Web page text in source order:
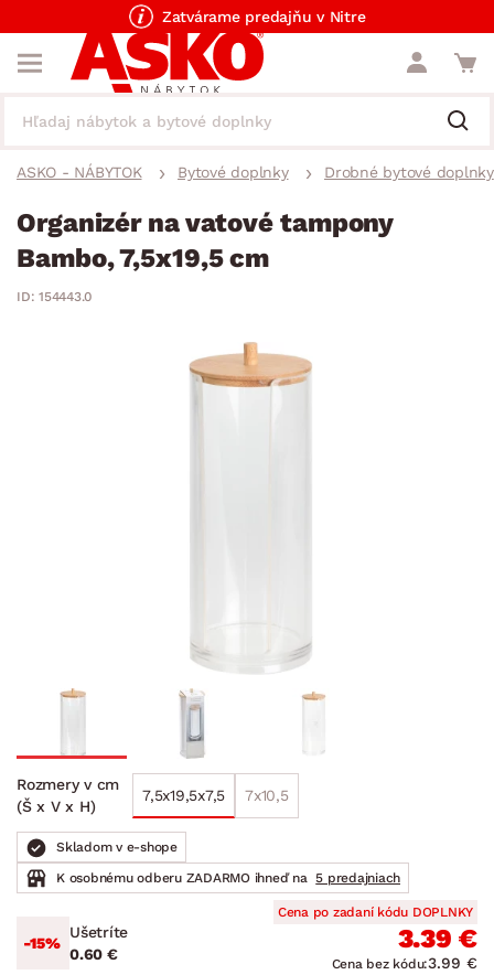
Zatvárame predajňu v Nitre
ASKO - NÁBYTOK Bytové doplnky Drobné bytové doplnky
Organizér na vatové tampony
Bambo, 7,5x19,5 cm
ID: 154443.0
Rozmery v cm
(Š x V x H)
7,5x19,5x7,5 7x10,5
Skladom v e-shope
K osobnému odberu ZADARMO ihneď na 5 predajniach
-15%
Ušetríte
0.60 €
Cena po zadaní kódu DOPLNKY
3.39 €
Cena bez kódu:3.99 €